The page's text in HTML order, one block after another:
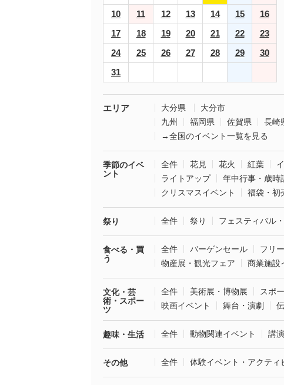
10
11 12 13 14 15
16
17
18 19 20 21 22
23
24
25 26 27 28 29
30
31
エリア 大分県
大分市
九州
福岡県 佐賀県 長崎
→全国のイベント一覧を見る
季節のイベ
ント
全件 花見 花火 紅葉
ライトアップ
年中行事・歳時
クリスマスイベント
福袋・初
祭り 全件 祭り フェスティバル
食べる・買
う
全件 バーゲンセール フリ
物産展・観光フェア
商業施設
文化・芸
術・スポー
ツ
全件 美術展・博物展 スポ
映画イベント
舞台・演劇
趣味・生活 全件 動物関連イベント 講
その他 全件 体験イベント・アクティ